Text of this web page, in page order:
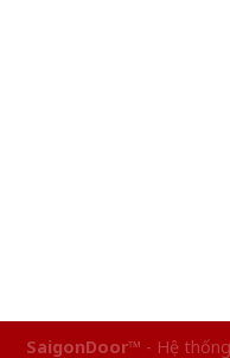
SaigonDoor™ - Hệ